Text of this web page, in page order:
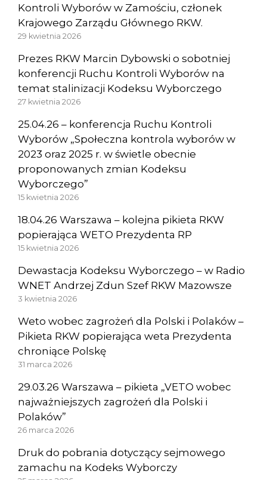
Kontroli Wyborów w Zamościu, członek
Krajowego Zarządu Głównego RKW.
29 kwietnia 2026
Prezes RKW Marcin Dybowski o sobotniej
konferencji Ruchu Kontroli Wyborów na
temat stalinizacji Kodeksu Wyborczego
27 kwietnia 2026
25.04.26 – konferencja Ruchu Kontroli
Wyborów „Społeczna kontrola wyborów w
2023 oraz 2025 r. w świetle obecnie
proponowanych zmian Kodeksu
Wyborczego”
15 kwietnia 2026
18.04.26 Warszawa – kolejna pikieta RKW
popierająca WETO Prezydenta RP
15 kwietnia 2026
Dewastacja Kodeksu Wyborczego – w Radio
WNET Andrzej Zdun Szef RKW Mazowsze
3 kwietnia 2026
Weto wobec zagrożeń dla Polski i Polaków –
Pikieta RKW popierająca weta Prezydenta
chroniące Polskę
31 marca 2026
29.03.26 Warszawa – pikieta „VETO wobec
najważniejszych zagrożeń dla Polski i
Polaków”
26 marca 2026
Druk do pobrania dotyczący sejmowego
zamachu na Kodeks Wyborczy